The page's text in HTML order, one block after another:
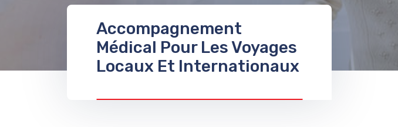
Accompagnement
Médical Pour Les Voyages
Locaux Et Internationaux